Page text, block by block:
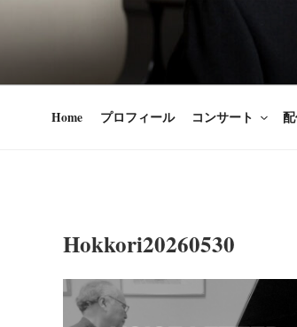
時田直也 声
歌うことは希望を
うことかけがえの
Home プロフィール コンサート
Hokkori20260530